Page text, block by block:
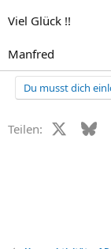
Viel Glück !!
Manfred
Du musst dich
Teilen: X